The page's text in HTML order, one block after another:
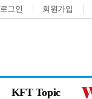
로그인 회원가입
KFT Topic